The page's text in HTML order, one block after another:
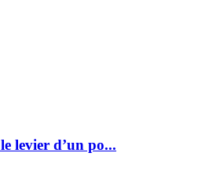
levier d’un po...